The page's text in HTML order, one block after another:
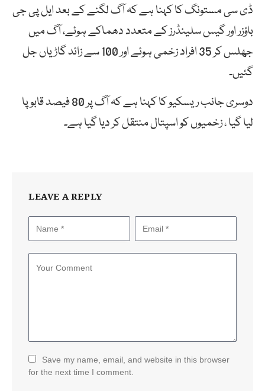
ڈی سی مستونگ کا کہنا ہے کہ آگ لگنے کے بعد ایل پی جی
باؤزر اور گیس سلینڈرز کے متعدد دھماکے ہوئے، آگ میں
جھلس کر 35 افراد زخمی ہوئے اور 100 سے زائد گاڑیاں جل
گئیں۔
دوسری جانب ریسکیو کا کہنا ہے کہ آگ پر 80 فیصد قابو پا
لیا گیا ، زخمیوں کو اسپتال منتقل کر دیا گیا ہے۔
LEAVE A REPLY
Save my name, email, and website in this browser
for the next time I comment.